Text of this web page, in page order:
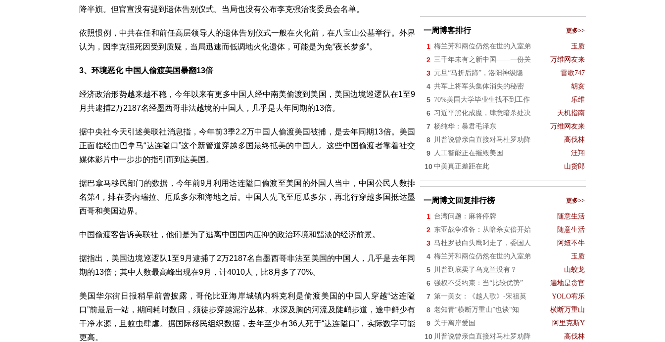
降半旗。但官宣没有提到遗体告别仪式。当局也没有公布李克强治丧委员会名单。
依照惯例，中共在任和前任高层领导人的遗体告别仪式一般在火化前，在八宝山公墓举行。外界
认为，因李克强死因受到质疑，当局迅速而低调地火化遗体，可能是为免“夜长梦多”。
3、环境恶化 中国人偷渡美国暴翻13倍
经济政治形势越来越不稳，今年以来有更多中国人经中南美偷渡到美国，美国边境巡逻队在1至9
月共逮捕2万2187名经墨西哥非法越境的中国人，几乎是去年同期的13倍。
据中央社今天引述美联社消息指，今年前3季2.2万中国人偷渡美国被捕，是去年同期13倍。美国
正面临经由巴拿马“达连隘口”这个新管道穿越多国最终抵美的中国人。这些中国偷渡者靠着社交
媒体影片中一步步的指引而到达美国。
据巴拿马移民部门的数据，今年前9月利用达连隘口偷渡至美国的外国人当中，中国公民人数排
名第4，排在委内瑞拉、厄瓜多尔和海地之后。中国人先飞至厄瓜多尔，再北行穿越多国抵达墨
西哥和美国边界。
中国偷渡客告诉美联社，他们是为了逃离中国国内压抑的政治环境和黯淡的经济前景。
据指出，美国边境巡逻队1至9月逮捕了2万2187名自墨西哥非法至美国的中国人，几乎是去年同
期的13倍；其中人数最高峰出现在9月，计4010人，比8月多了70%。
美国华尔街日报稍早前曾披露，哥伦比亚海岸城镇内科克利是偷渡美国的中国人穿越“达连隘
口”前最后一站，期间耗时数日，须徒步穿越泥泞丛林、水深及胸的河流及陡峭步道，途中鲜少有
干净水源，且蚊虫肆虐。据国际移民组织数据，去年至少有36人死于“达连隘口”，实际数字可能
更高。
一周博客排行 更多>>
1 梅兰芳和兩位仍然在世的入室弟 玉质
2 三千年未有之新中国——一份关 万维网友来
3 元旦“马折后蹄”，洛阳神级隐 雷歌747
4 共军上将军头集体消失的秘密 胡亥
5 70%美国大学毕业生找不到工作 乐维
6 习近平黑化成魔，肆意暗杀处决 天机指南
7 杨纯华：暴君毛泽东 万维网友来
8 川普说曾亲自直接对马杜罗劝降 高伐林
9 人工智能正在摧毁美国 汪翔
10 中美真正差距在此 山货郎
一周博文回复排行榜 更多>>
1 台湾问题：麻将停牌 随意生活
2 东亚战争准备：从暗杀安倍开始 随意生活
3 马杜罗被白头鹰叼走了，委国人 阿妞不牛
4 梅兰芳和兩位仍然在世的入室弟 玉质
5 川普到底卖了乌克兰没有？ 山蛟龙
6 强权不受约束：当“比较优势” 遍地是贪官
7 第一美女：《越人歌》-宋祖英 YOLO宥乐
8 老知青“横断万重山”也谈“知 横断万重山
9 关于离岸爱国 阿里克斯Y
10 川普说曾亲自直接对马杜罗劝降 高伐林